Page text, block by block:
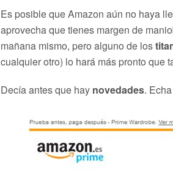
Es posible que Amazon aún no haya
aprovecha que tienes margen de
mañana mismo, pero alguno de los
cualquier otro) lo hará más pronto que
Decía antes que hay novedades.